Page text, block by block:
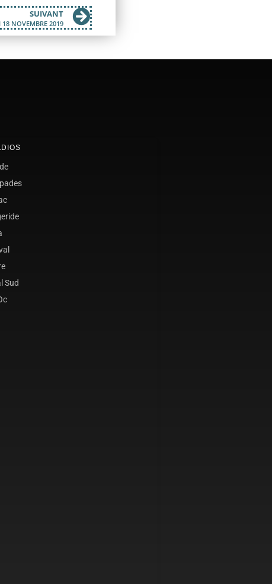
SUIVANT
NOVEMBRE 2019
Sud